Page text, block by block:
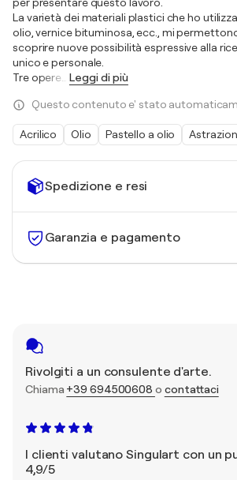
Spedizione e resi
Garanzia e pagamento
Rivolgiti a un consulente d'arte.
Chiama +39 694500608 o contattaci
I clienti valutano Singulart con un
4,9/5
per presentare questo lavoro.
La varietà dei materiali plastici che ho
olio, vernice bituminosa, ecc., mi
scoprire nuove possibilità espressive alla
unico e personale.
Tre opere… Leggi di più
Questo contenuto e' stato
Acrilico Olio Pastello a olio